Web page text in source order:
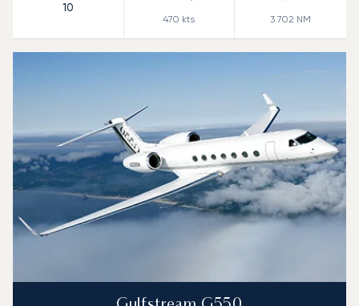
10
470 kts 3 702 NM